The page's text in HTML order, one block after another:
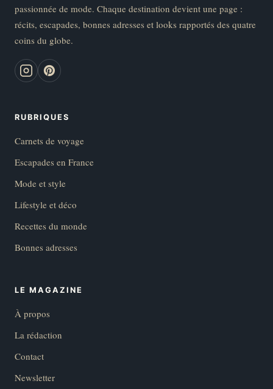
passionnée de mode. Chaque destination devient une page :
récits, escapades, bonnes adresses et looks rapportés des quatre
coins du globe.
RUBRIQUES
Carnets de voyage
Escapades en France
Mode et style
Lifestyle et déco
Recettes du monde
Bonnes adresses
LE MAGAZINE
À propos
La rédaction
Contact
Newsletter